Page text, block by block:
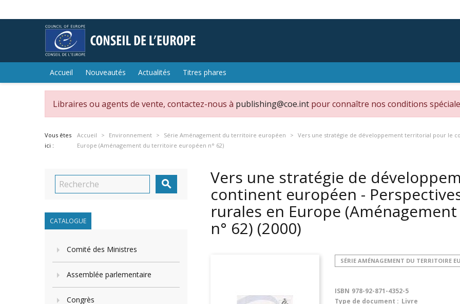
Accueil Nouveautés Actualités Titres phares
Libraires ou agents de vente, contactez-nous à publishing@coe.int pour connaître nos conditions
Vous êtes
ici :
Accueil Environnement Série Aménagement du territoire européen
Vers une stratégie de développement territorial pour le
Europe (Aménagement du territoire européen n° 62)

CATALOGUE
Comité des Ministres
Assemblée parlementaire
Congrès
Vers une stratégie de
continent européen -
rurales en Europe
n° 62) (2000)
SÉRIE AMÉNAGEMENT DU TERRITOIRE
ISBN 978-92-871-4352-5
Type de document : Livre